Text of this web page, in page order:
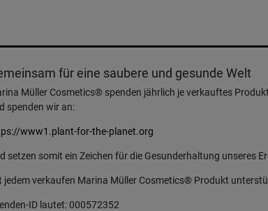
für eine saubere und gesunde Welt
Müller Cosmetics® spenden jährlich je verkauftes
spenden wir an:
www1.plant-for-the-planet.org
setzen somit ein Zeichen für die Gesunderhaltung unseres
jedem verkaufen Marina Müller Cosmetics® Produkt
ID lautet: 000572352